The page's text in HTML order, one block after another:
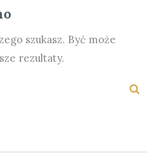
szukasz. Być może
rezultaty.